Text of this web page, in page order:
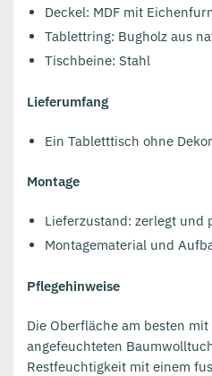
Deckel: MDF mit
Tablettring: Bugholz aus
Tischbeine: Stahl
Lieferumfang
Ein Tabletttisch ohne
Montage
Lieferzustand: zerlegt und
Montagematerial und
Pflegehinweise
Die Oberfläche am besten
angefeuchteten
Restfeuchtigkeit mit einem